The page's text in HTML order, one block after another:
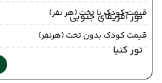
تور آفریقای جنوبی
تور کنیا
قیمت کودک با تخت (هر نفر)
قیمت کودک بدون تخت (هرنفر)